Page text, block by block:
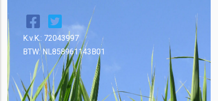
K.v.K.: 72043997
BTW: NL858961143B01